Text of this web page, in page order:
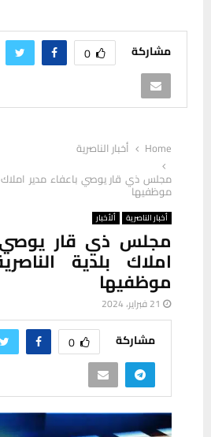
مشاركة 0
Home
أخبار الناصرية
مجلس ذي قار يوصي باعفاء مدير املاك
موظفيها
أخبار الناصرية ألأخبار
مجلس ذي قار يوصي
املاك بلدية
موظفيها
21 فبراير، 2024
مشاركة 0